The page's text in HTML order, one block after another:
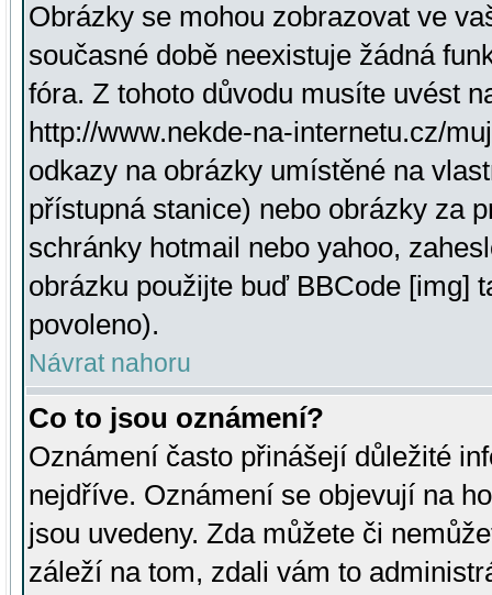
Obrázky se mohou zobrazovat ve
současné době neexistuje žádná
fóra. Z tohoto důvodu musíte uvést
http://www.nekde-na-internetu.cz/
odkazy na obrázky umístěné na
přístupná stanice) nebo obrázky za
schránky hotmail nebo yahoo,
obrázku použijte buď BBCode [img]
povoleno).
Návrat nahoru
Co to jsou oznámení?
Oznámení často přinášejí důležité
nejdříve. Oznámení se objevují na
jsou uvedeny. Zda můžete či
záleží na tom, zdali vám to